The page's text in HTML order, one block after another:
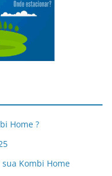
Home ?
Kombi Home